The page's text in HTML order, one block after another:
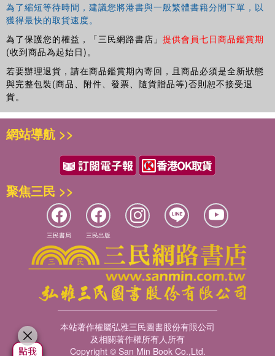
為了縮短等待時間，建議您將港書與一般繁體書籍分開下單，以
獲得最快的取貨速度。
為了保護您的權益，「三民網路書店」 提供會員七日商品鑑賞期
(收到商品為起始日)。
若要辦理退貨，請在商品鑑賞期內寄回，且商品必須是全新狀態
與完整包裝(商品、附件、發票、隨貨贈品等)否則恕不接受退
貨。
網站導航 >>
聚焦三民 >>
三民書局 三民出版
本站著作權屬弘雅三民圖書股份有限公司
及相關著作權所有人所有
Copyright © San Min Book Co.,Ltd.